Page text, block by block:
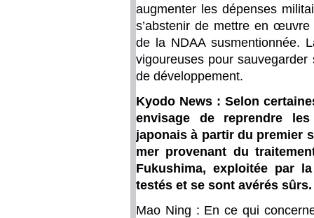
augmenter les dépenses
s’abstenir de mettre en
de la NDAA susmentionnée.
vigoureuses pour
de développement.
Kyodo News : Selon
envisage de reprendre
japonais à partir du premier
mer provenant du
Fukushima, exploitée par
testés et se sont avérés
Mao Ning : En ce qui